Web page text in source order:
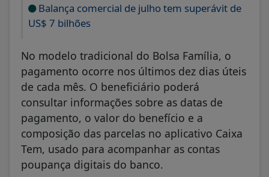
Balança comercial de julho tem superávit de
US$ 7 bilhões
No modelo tradicional do Bolsa Família, o
pagamento ocorre nos últimos dez dias úteis
de cada mês. O beneficiário poderá
consultar informações sobre as datas de
pagamento, o valor do benefício e a
composição das parcelas no aplicativo Caixa
Tem, usado para acompanhar as contas
poupança digitais do banco.